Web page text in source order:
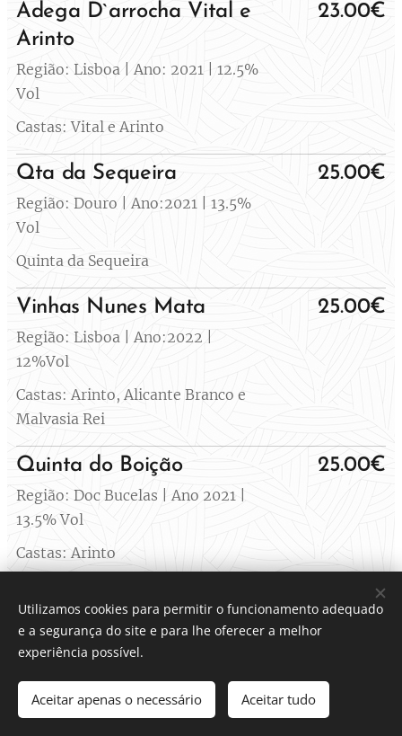
Adega D`arrocha Vital e
Arinto
Região: Lisboa | Ano: 2021 | 12.5%
Vol
Castas: Vital e Arinto
23.00€
Qta da Sequeira
Região: Douro | Ano:2021 | 13.5%
Vol
Quinta da Sequeira
25.00€
Vinhas Nunes Mata
Região: Lisboa | Ano:2022 |
12%Vol
Castas: Arinto, Alicante Branco e
Malvasia Rei
25.00€
Quinta do Boição
Região: Doc Bucelas | Ano 2021 |
13.5% Vol
Castas: Arinto
25.00€
PÁGINA Souvignon Blanc
Região: Lisboa DOC. Óbidos | Ano:
2021 | 13% Vol
Castas: Souvignon Blanc
Quinta Porto Nogueira
28.00€
Utilizamos cookies para permitir o funcionamento adequado
e a segurança do site e para lhe oferecer a melhor
experiência possível.
Aceitar apenas o necessário Aceitar tudo